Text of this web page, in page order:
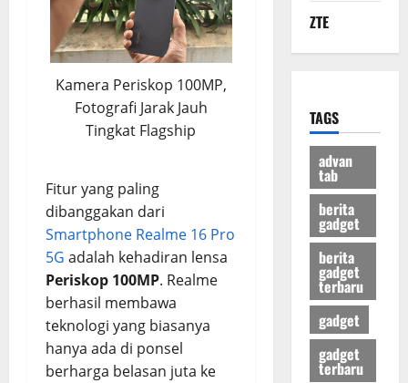
Kamera Periskop 100MP,
Fotografi Jarak Jauh
Tingkat Flagship
Fitur yang paling
dibanggakan dari
Smartphone Realme 16 Pro
5G adalah kehadiran lensa
Periskop 100MP. Realme
berhasil membawa
teknologi yang biasanya
hanya ada di ponsel
berharga belasan juta ke
ZTE
TAGS
advan
tab
berita
gadget
berita
gadget
terbaru
gadget
gadget
terbaru